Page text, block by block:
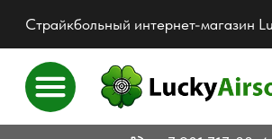
Страйкбольный интернет-магазин Lucky Airsoft
+7 901 717-88-44